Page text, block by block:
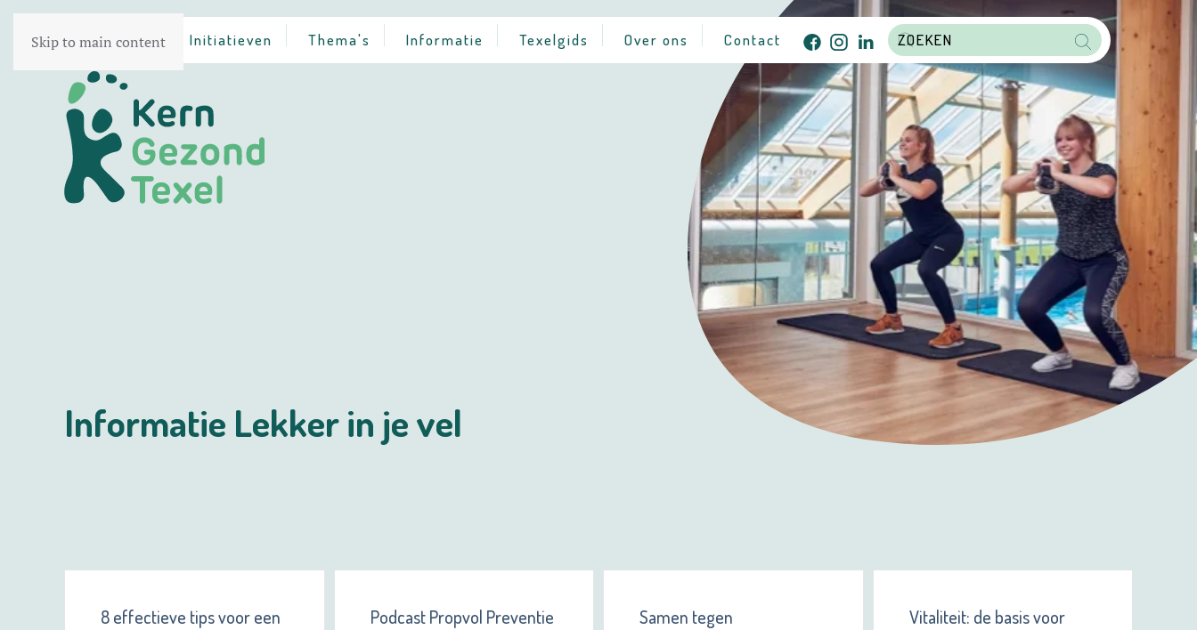
Skip to main content
Home Initiatieven Thema's Informatie Texelgids Over ons Contact
Informatie Lekker in je vel
8 effectieve tips voor een
Podcast Propvol Preventie
Samen tegen
Vitaliteit: de basis voor